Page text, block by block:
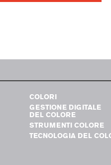
COLORI
GESTIONE DIGITALE
DEL COLORE
STRUMENTI COLORE
TECNOLOGIA DEL